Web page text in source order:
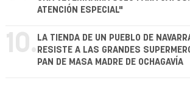
ATENCIÓN ESPECIAL"
10. LA TIENDA DE UN PUEBLO DE
RESISTE A LAS GRANDES
PAN DE MASA MADRE DE OCHAGAVÍA